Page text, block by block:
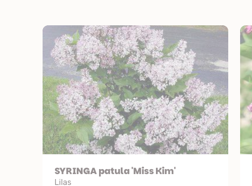
SYRINGA patula 'Miss Kim'
Lilas